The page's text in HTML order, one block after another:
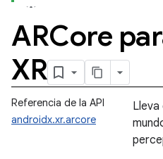
ARCore
XR
Referencia de la API
androidx.xr.arcore